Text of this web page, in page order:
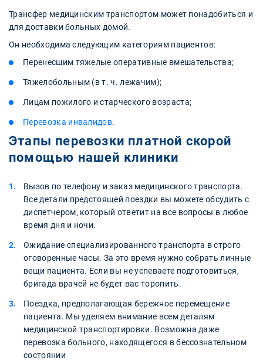
Трансфер медицинским транспортом может понадобиться и
для доставки больных домой.
Он необходима следующим категориям пациентов:
Перенесшим тяжелые оперативные вмешательства;
Тяжелобольным (в т. ч. лежачим);
Лицам пожилого и старческого возраста;
Перевозка инвалидов.
Этапы перевозки платной скорой
помощью нашей клиники
Вызов по телефону и заказ медицинского транспорта.
Все детали предстоящей поездки вы можете обсудить с
диспетчером, который ответит на все вопросы в любое
время дня и ночи.
Ожидание специализированного транспорта в строго
оговоренные часы. За это время нужно собрать личные
вещи пациента. Если вы не успеваете подготовиться,
бригада врачей не будет вас торопить.
Поездка, предполагающая бережное перемещение
пациента. Мы уделяем внимание всем деталям
медицинской транспортировки. Возможна даже
перевозка больного, находящегося в бессознательном
состоянии